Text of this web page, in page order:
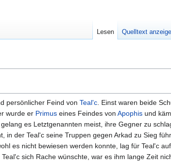
persönlicher Feind von Teal'c . Einst waren beide
wurde er Primus eines Feindes von Apophis und
es Letztgenannten meist, ihre Gegner zu
der Teal'c seine Truppen gegen Arkad zu Sieg
es nicht bewiesen werden konnte, lag für Teal'c
sich Rache wünschte, war es ihm lange Zeit
Lesen Quelltext